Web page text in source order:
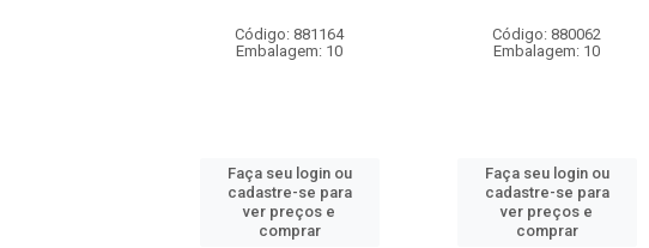
Código: 881164
Embalagem: 10
Faça seu login ou
cadastre-se para
ver preços e
comprar
Código: 880062
Embalagem: 10
Faça seu login ou
cadastre-se para
ver preços e
comprar